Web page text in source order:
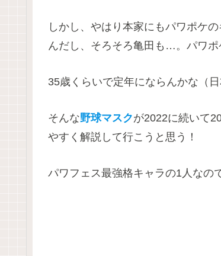
しかし、やはり本家にもパワポケ
んだし、そろそろ亀田も…。パワ
35歳くらいで定年にならんかな（日
そんな野球マスクが2022に続いて
やすく解説して行こうと思う！
パワフェス最強格キャラの1人なの